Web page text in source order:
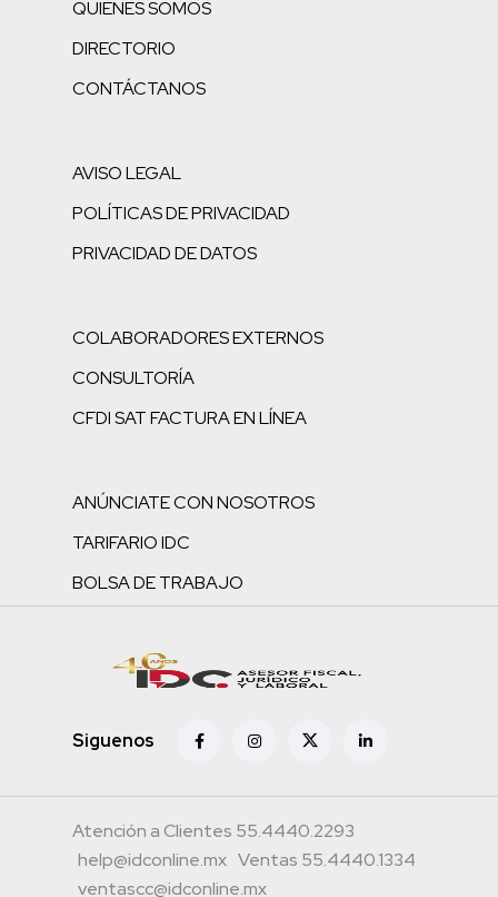
QUIENES SOMOS
DIRECTORIO
CONTÁCTANOS
AVISO LEGAL
POLÍTICAS DE PRIVACIDAD
PRIVACIDAD DE DATOS
COLABORADORES EXTERNOS
CONSULTORÍA
CFDI SAT FACTURA EN LÍNEA
ANÚNCIATE CON NOSOTROS
TARIFARIO IDC
BOLSA DE TRABAJO
Siguenos
Atención a Clientes 55.4440.2293
help@idconline.mx Ventas 55.4440.1334
ventascc@idconline.mx